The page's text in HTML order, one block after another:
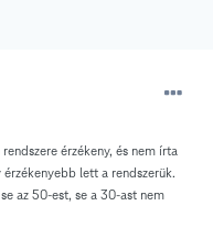
érzékeny, és nem írta
lett a rendszerük.
az 50-est, se a 30-ast nem